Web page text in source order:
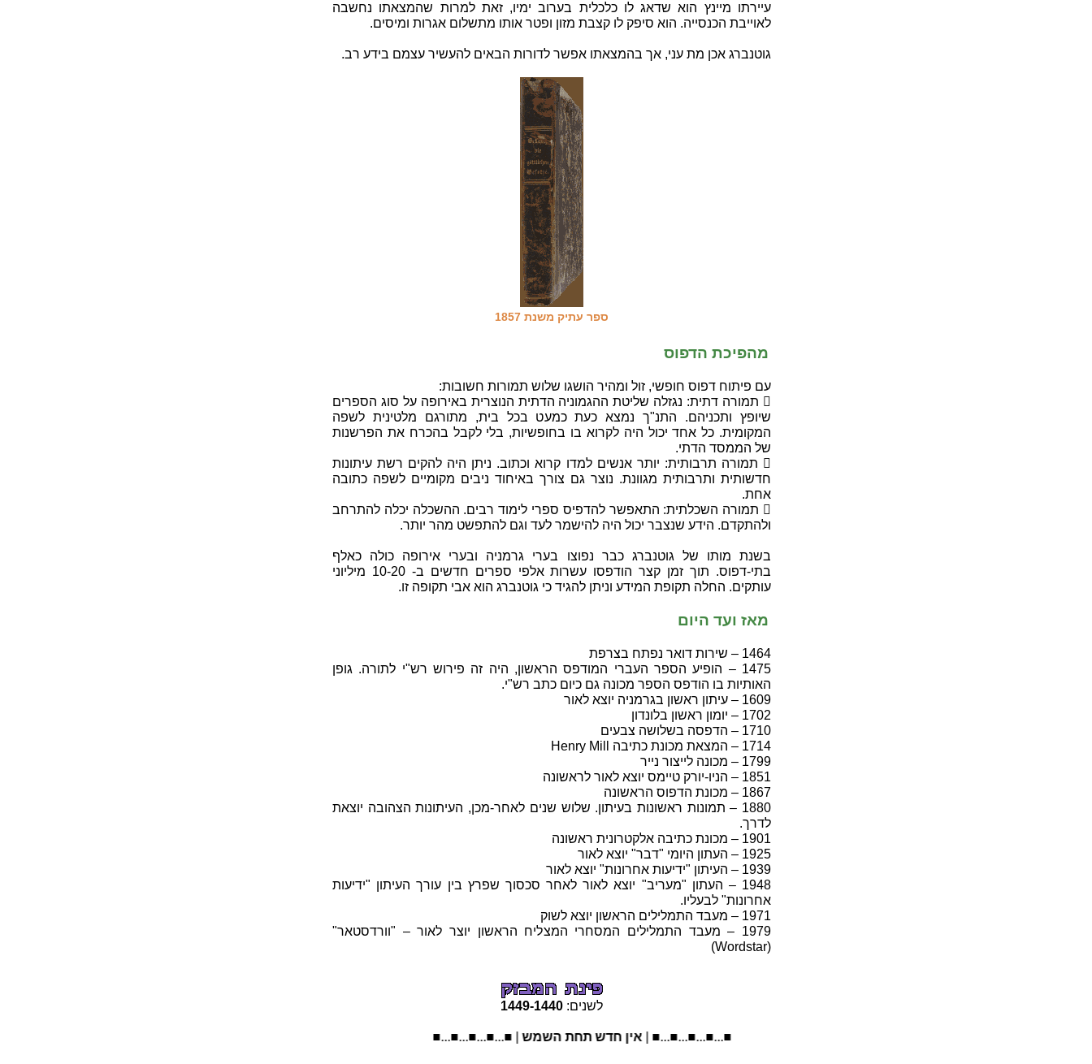
עיירתו מיינץ הוא שדאג לו כלכלית בערוב ימיו, זאת למרות שהמצאתו נחשבה
לאוייבת הכנסייה. הוא סיפק לו קצבת מזון ופטר אותו מתשלום אגרות ומיסים.
גוטנברג אכן מת עני, אך בהמצאתו אפשר לדורות הבאים להעשיר עצמם בידע רב.
ספר עתיק משנת 1857
מהפיכת הדפוס
עם פיתוח דפוס חופשי, זול ומהיר הושגו שלוש תמורות חשובות:
 תמורה דתית: נגזלה שליטת ההגמוניה הדתית הנוצרית באירופה על סוג הספרים
שיופץ ותכניהם. התנ"ך נמצא כעת כמעט בכל בית, מתורגם מלטינית לשפה
המקומית. כל אחד יכול היה לקרוא בו בחופשיות, בלי לקבל בהכרח את הפרשנות
של הממסד הדתי.
 תמורה תרבותית: יותר אנשים למדו קרוא וכתוב. ניתן היה להקים רשת עיתונות
חדשותית ותרבותית מגוונת. נוצר גם צורך באיחוד ניבים מקומיים לשפה כתובה
אחת.
 תמורה השכלתית: התאפשר להדפיס ספרי לימוד רבים. ההשכלה יכלה להתרחב
ולהתקדם. הידע שנצבר יכול היה להישמר לעד וגם להתפשט מהר יותר.
בשנת מותו של גוטנברג כבר נפוצו בערי גרמניה ובערי אירופה כולה כאלף
בתי-דפוס. תוך זמן קצר הודפסו עשרות אלפי ספרים חדשים ב- 10-20 מיליוני
עותקים. החלה תקופת המידע וניתן להגיד כי גוטנברג הוא אבי תקופה זו.
מאז ועד היום
1464 – שירות דואר נפתח בצרפת
1475 – הופיע הספר העברי המודפס הראשון, היה זה פירוש רש"י לתורה. גופן
האותיות בו הודפס הספר מכונה גם כיום כתב רש"י.
1609 – עיתון ראשון בגרמניה יוצא לאור
1702 – יומון ראשון בלונדון
1710 – הדפסה בשלושה צבעים
1714 – המצאת מכונת כתיבה Henry Mill
1799 – מכונה לייצור נייר
1851 – הניו-יורק טיימס יוצא לאור לראשונה
1867 – מכונת הדפוס הראשונה
1880 – תמונות ראשונות בעיתון. שלוש שנים לאחר-מכן, העיתונות הצהובה יוצאת
לדרך.
1901 – מכונת כתיבה אלקטרונית ראשונה
1925 – העתון היומי "דבר" יוצא לאור
1939 – העיתון "ידיעות אחרונות" יוצא לאור
1948 – העתון "מעריב" יוצא לאור לאחר סכסוך שפרץ בין עורך העיתון "ידיעות
אחרונות" לבעליו.
1971 – מעבד התמלילים הראשון יוצא לשוק
1979 – מעבד התמלילים המסחרי המצליח הראשון יוצר לאור – "וורדסטאר"
(Wordstar)
לשנים: 1449-1440
■...■...■...■...■ |אין חדש תחת השמש| ■...■...■...■...■